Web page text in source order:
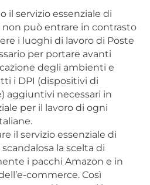
il servizio essenziale di
può entrare in contrasto
i luoghi di lavoro di Poste
per portare avanti
degli ambienti e
i DPI (dispositivi di
aggiuntivi necessari in
per il lavoro di ogni
il servizio essenziale di
la scelta di
i pacchi Amazon e in
commerce. Così